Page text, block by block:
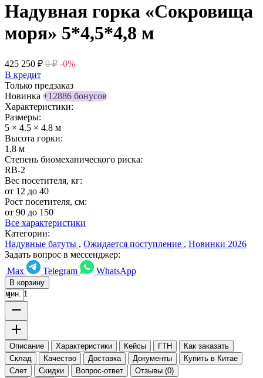
Надувная горка «Сокровища
моря» 5*4,5*4,8 м
425 250 ₽ 0 ₽ -0%
В кредит
Только предзаказ
Новинка +12886 бонусов
Характеристики:
Размеры:
5 × 4.5 × 4.8 м
Высота горки:
1.8 м
Степень биомеханического риска:
RB-2
Вес посетителя, кг:
от 12 до 40
Рост посетителя, см:
от 90 до 150
Все характеристики
Категории:
Надувные батуты , Ожидается поступление , Новинки 2026
Задать вопрос в мессенджер:
Max
Telegram WhatsApp
В корзину
мин. 1
Описание Характеристики Кейсы ГТН
Как заказать
Склад
Качество Доставка Документы
Купить в Китае
Слет
Скидки Вопрос-ответ Отзывы (0)